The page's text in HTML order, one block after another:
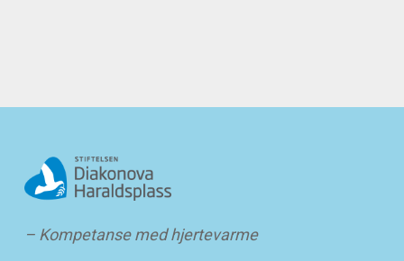
– Kompetanse med hjertevarme